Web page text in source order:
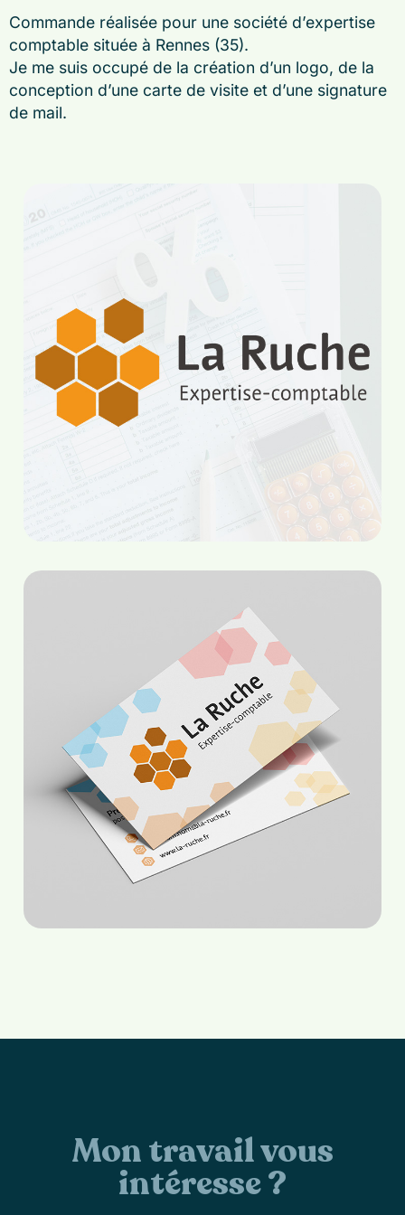
Commande réalisée pour une société d’expertise
comptable située à Rennes (35).
Je me suis occupé de la création d’un logo, de la
conception d’une carte de visite et d’une signature
de mail.
Mon travail vous
intéresse ?